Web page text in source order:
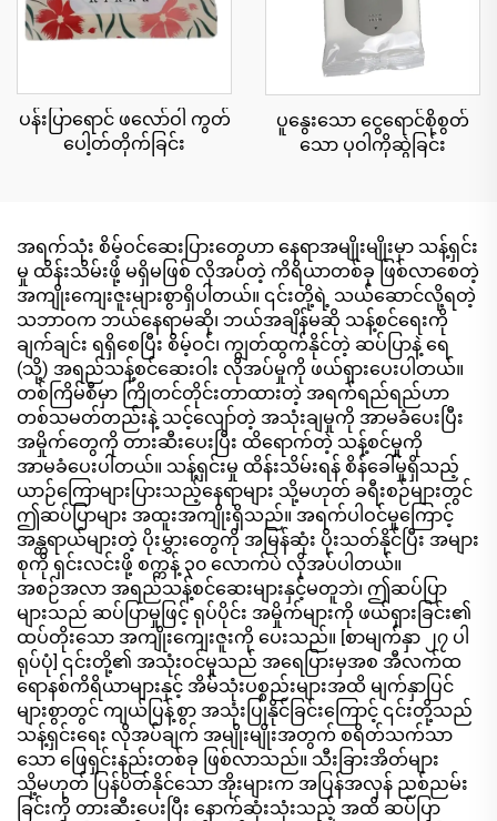
ပန်းပြာရောင် ဖလော်ဝါ ကွတ်
ပေါ့တ်တိုက်ခြင်း
ပူနွေးသော ငွေရောင်စိုစွတ်
သော ပုဝါကိုဆွဲခြင်း
အရက်သုံး စိမ့်ဝင်ဆေးပြားတွေဟာ နေရာအမျိုးမျိုးမှာ သန့်ရှင်း
မှု ထိန်းသိမ်းဖို့ မရှိမဖြစ် လိုအပ်တဲ့ ကိရိယာတစ်ခု ဖြစ်လာစေတဲ့
အကျိုးကျေးဇူးများစွာရှိပါတယ်။ ၎င်းတို့ရဲ့ သယ်ဆောင်လို့ရတဲ့
သဘာဝက ဘယ်နေရာမဆို၊ ဘယ်အချိန်မဆို သန့်စင်ရေးကို
ချက်ချင်း ရရှိစေပြီး စိမ့်ဝင်၊ ကျွတ်ထွက်နိုင်တဲ့ ဆပ်ပြာနဲ့ ရေ
(သို့) အရည်သန့်စင်ဆေးဝါး လိုအပ်မှုကို ဖယ်ရှားပေးပါတယ်။
တစ်ကြိမ်စီမှာ ကြိုတင်တိုင်းတာထားတဲ့ အရက်ရည်ရည်ဟာ
တစ်သမတ်တည်းနဲ့ သင့်လျော်တဲ့ အသုံးချမှုကို အာမခံပေးပြီး
အမှိုက်တွေကို တားဆီးပေးပြီး ထိရောက်တဲ့ သန့်စင်မှုကို
အာမခံပေးပါတယ်။ သန့်ရှင်းမှု ထိန်းသိမ်းရန် စိန်ခေါ်မှုရှိသည့်
ယာဉ်ကြောများပြားသည့်နေရာများ သို့မဟုတ် ခရီးစဉ်များတွင်
ဤဆပ်ပြာများ အထူးအကျိုးရှိသည်။ အရက်ပါဝင်မှုကြောင့်
အန္တရာယ်များတဲ့ ပိုးမွှားတွေကို အမြန်ဆုံး ပိုးသတ်နိုင်ပြီး အများ
စုကို ရှင်းလင်းဖို့ စက္ကန့် ၃၀ လောက်ပဲ လိုအပ်ပါတယ်။
အစဉ်အလာ အရည်သန့်စင်ဆေးများနှင့်မတူဘဲ၊ ဤဆပ်ပြာ
များသည် ဆပ်ပြာမှုဖြင့် ရုပ်ပိုင်း အမှိုက်များကို ဖယ်ရှားခြင်း၏
ထပ်တိုးသော အကျိုးကျေးဇူးကို ပေးသည်။ [စာမျက်နှာ ၂၇ ပါ
ရုပ်ပုံ] ၎င်းတို့၏ အသုံးဝင်မှုသည် အရေပြားမှအစ အီလက်ထ
ရောနစ်ကိရိယာများနှင့် အိမ်သုံးပစ္စည်းများအထိ မျက်နှာပြင်
များစွာတွင် ကျယ်ပြန့်စွာ အသုံးပြုနိုင်ခြင်းကြောင့် ၎င်းတို့သည်
သန့်ရှင်းရေး လိုအပ်ချက် အမျိုးမျိုးအတွက် စရိတ်သက်သာ
သော ဖြေရှင်းနည်းတစ်ခု ဖြစ်လာသည်။ သီးခြားအိတ်များ
သို့မဟုတ် ပြန်ပိတ်နိုင်သော အိုးများက အပြန်အလှန် ညစ်ညမ်း
ခြင်းကို တားဆီးပေးပြီး နောက်ဆုံးသုံးသည့် အထိ ဆပ်ပြာ